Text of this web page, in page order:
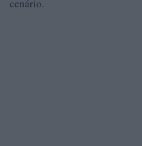
cenário.